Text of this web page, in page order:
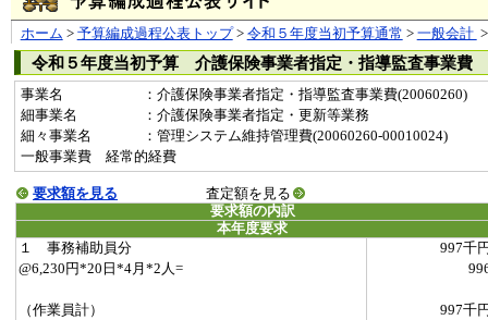
ホーム > 予算編成過程公表トップ> 令和５年度当初予算通常 > 一般会計
令和５年度当初予算 介護保険事業者指定・指導監査事業費
事業名
：介護保険事業者指定・指導監査事業費(20060260)
細事業名
：介護保険事業者指定・更新等業務
細々事業名
：管理システム維持管理費(20060260-00010024)
一般事業費 経常的経費
要求額を見る
査定額を見る
要求額の内訳
本年度要求
１ 事務補助員分
997千
@6,230円*20日*4月*2人=
（作業員計）
997千